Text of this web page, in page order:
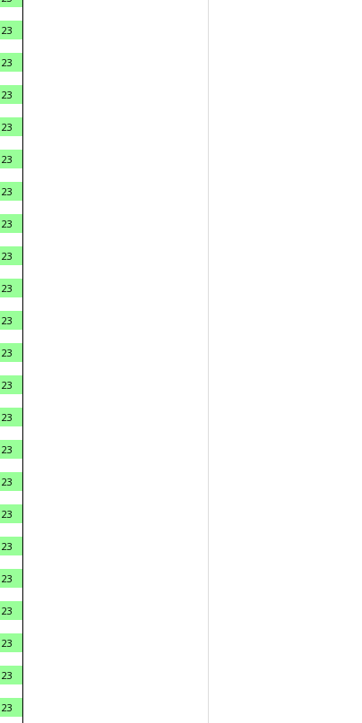
23
23
23
23
23
23
23
23
23
23
23
23
23
23
23
23
23
23
23
23
23
23